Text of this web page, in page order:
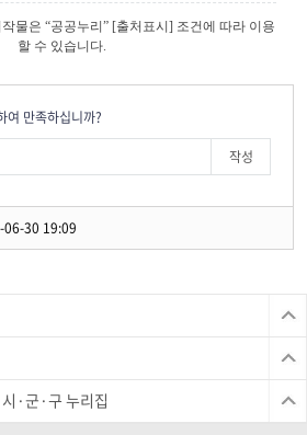
물은 “공공누리” [출처표시] 조건에 따라 이용
할 수 있습니다.
여 만족하십니까?
06-30 19:09
·군·구 누리집